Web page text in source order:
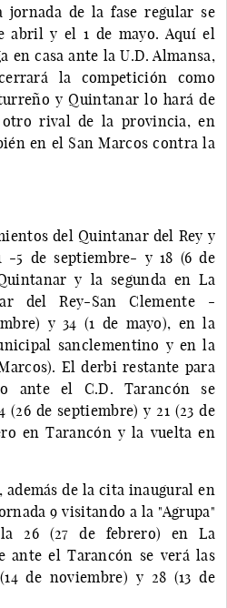
de la fase regular se
abril y el 1 de mayo. Aquí el
en casa ante la U.D. Almansa,
la competición como
y Quintanar lo hará de
otro rival de la provincia, en
en el San Marcos contra la
del Quintanar del Rey y
-5 de septiembre- y 18 (6 de
y la segunda en La
del Rey-San Clemente -
y 34 (1 de mayo), en la
sanclementino y en la
El derbi restante para
ante el C.D. Tarancón se
de septiembre) y 21 (23 de
en Tarancón y la vuelta en
de la cita inaugural en
9 visitando a la "Agrupa"
26 (27 de febrero) en La
ante el Tarancón se verá las
de noviembre) y 28 (13 de